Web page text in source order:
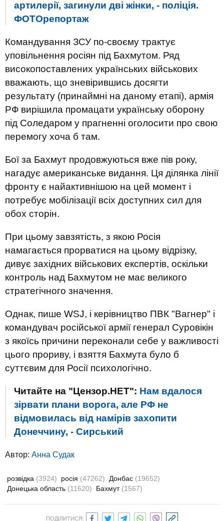
артилерії, загинули дві жінки, - поліція.
ФОТОрепортаж
Командування ЗСУ по-своєму трактує
уповільнення росіян під Бахмутом. Ряд
високопоставлених українських військових
вважають, що зневірившись досягти
результату (принаймні на даному етапі), армія
РФ вирішила промацати українську оборону
під Соледаром у прагненні оголосити про свою
перемогу хоча б там.
Бої за Бахмут продовжуються вже пів року,
нагадує американське видання. Ця ділянка лінії
фронту є найактивнішою на цей момент і
потребує мобілізації всіх доступних сил для
обох сторін.
При цьому завзятість, з якою Росія
намагається прорватися на цьому відрізку,
дивує західних військових експертів, оскільки
контроль над Бахмутом не має великого
стратегічного значення.
Однак, пише WSJ, і керівництво ПВК "Вагнер" і
командувач російської армії генерал Суровікін
з якоїсь причини переконали себе у важливості
цього прориву, і взяття Бахмута було б
суттєвим для Росії психологічно.
Читайте на "Цензор.НЕТ": Нам вдалося
зірвати плани ворога, але РФ не
відмовилась від намірів захопити
Донеччину, - Сирський
Автор: Анна Судак
розвідка (3924) росія (47262) Донбас (19652)
Донецька область (11620) Бахмут (1567)
ПОДІЛИТИСЯ: